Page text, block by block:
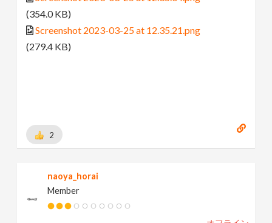
(354.0 KB)
Screenshot 2023-03-25 at 12.35.21.png
(279.4 KB)
2
naoya_horai
Member